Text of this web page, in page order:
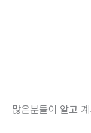
많은분들이 알고